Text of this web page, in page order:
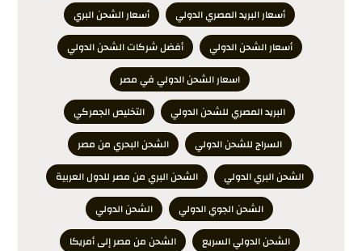
أسعار البريد المصري الدولي
أسعار الشحن البري
أسعار الشحن الدولي
أفضل شركات الشحن الدولي
اسعار الشحن الدولي في مصر
البريد المصري للشحن الدولي
التخليص الجمركي
السراج للشحن الدولي
الشحن البحري من مصر
الشحن البري الدولي
الشحن البري من مصر للدول العربية
الشحن الجوي الدولي
الشحن الدولي
الشحن الدولي السريع
الشحن من مصر إلى أمريكا